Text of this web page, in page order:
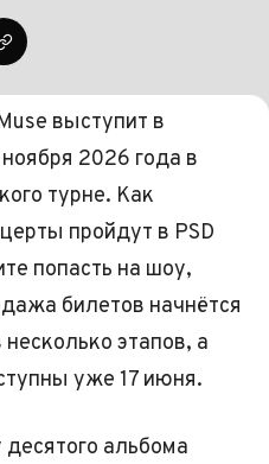
выступит в
2026 года в
турне. Как
пройдут в PSD
попасть на шоу,
билетов начнётся
этапов, а
уже 17 июня.
альбома